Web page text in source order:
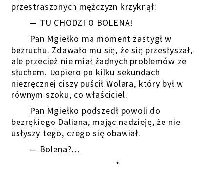
przestraszonych mężczyzn krzyknął:
— TU CHODZI O BOLENA!
Pan Mgiełko ma moment zastygł w
bezruchu. Zdawało mu się, że się przesłyszał,
ale przecież nie miał żadnych problemów ze
słuchem. Dopiero po kilku sekundach
niezręcznej ciszy puścił Wolara, który był w
równym szoku, co właściciel.
Pan Mgiełko podszedł powoli do
bezrękiego Daliana, mając nadzieję, że nie
usłyszy tego, czego się obawiał.
— Bolena?…
*